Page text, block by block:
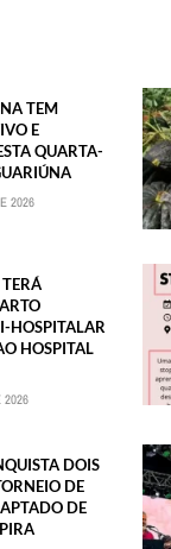
TEM
E
QUARTA-
2026
HOSPITALAR
HOSPITAL
2026
DOIS
DE
DE